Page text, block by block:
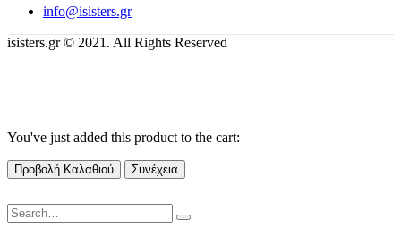
info@isisters.gr
isisters.gr © 2021. All Rights Reserved
You've just added this product to the cart:
Προβολή Καλαθιού Συνέχεια